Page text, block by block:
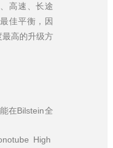
高速、长途
佳平衡，因
高的升级方
在Bilstein全
High